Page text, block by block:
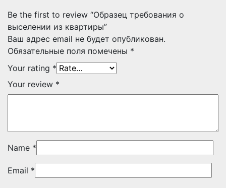
Be the first to review “Образец требования о
выселении из квартиры”
Ваш адрес email не будет опубликован.
Обязательные поля помечены *
Your rating *
Your review *
Name *
Email *